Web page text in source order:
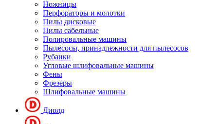
Ножницы
Перфораторы и молотки
Пилы дисковые
Пилы сабельные
Полировальные машины
Пылесосы, принадлежности для пылесосов
Рубанки
Угловые шлифовальные машины
Фены
Фрезеры
Шлифовальные машины
Диолд